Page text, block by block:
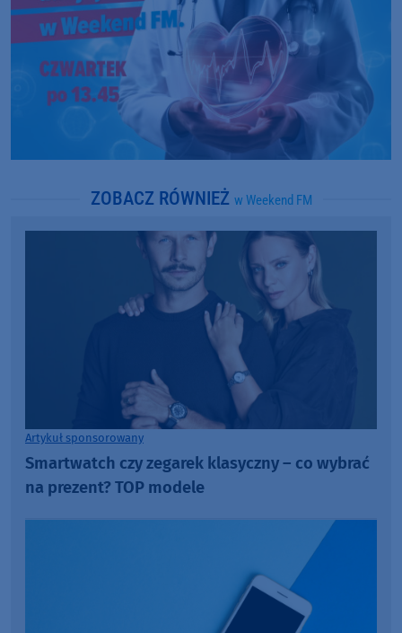
ZOBACZ RÓWNIEŻ w Weekend FM
Artykuł sponsorowany
Smartwatch czy zegarek klasyczny – co wybrać
na prezent? TOP modele